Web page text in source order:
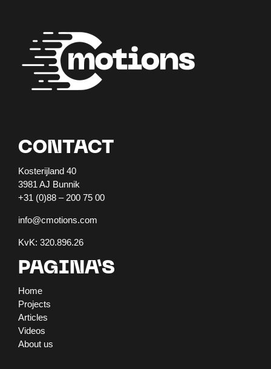
CONTACT
Kosterijland 40
3981 AJ Bunnik
+31 (0)88 – 200 75 00
info@cmotions.com
KvK: 320.896.26
PAGINA’S
Home
Projects
Articles
Videos
About us